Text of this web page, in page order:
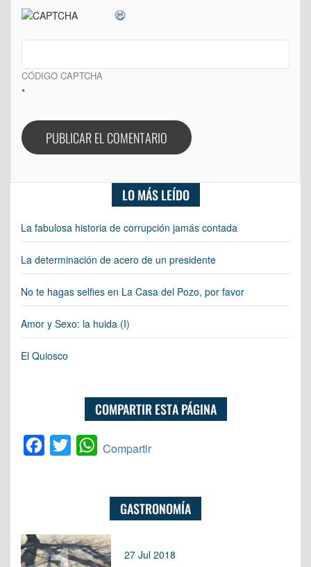
CÓDIGO CAPTCHA
*
LO MÁS LEÍDO
La fabulosa historia de corrupción jamás contada
La determinación de acero de un presidente
No te hagas selfies en La Casa del Pozo, por favor
Amor y Sexo: la huida (I)
El Quiosco
COMPARTIR ESTA PÁGINA
Facebook
Twitter WhatsApp
Compartir
GASTRONOMÍA
27 Jul 2018